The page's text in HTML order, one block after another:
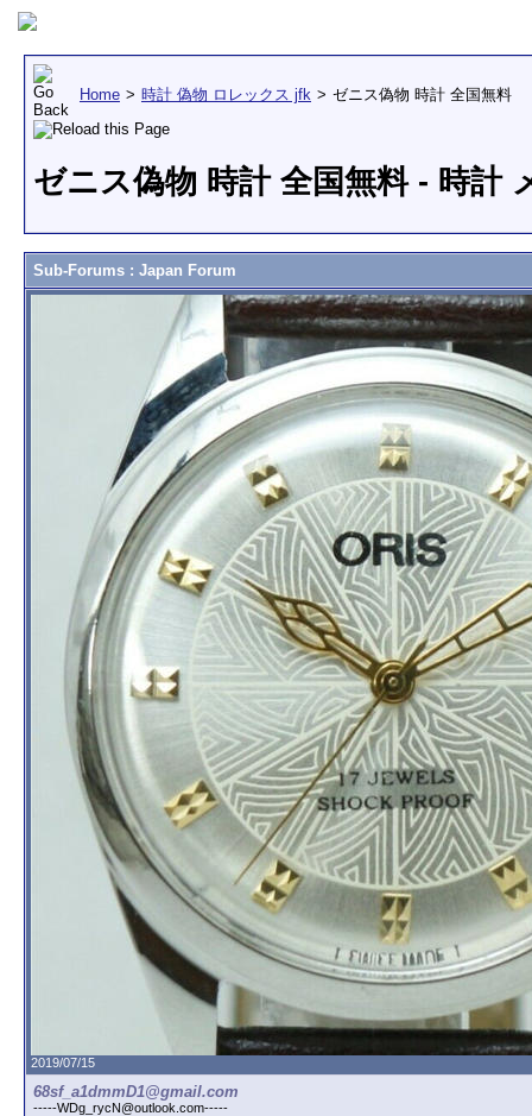
Home > 時計 偽物 ロレックス jfk > ゼニス偽物 時計 全国無料
ゼニス偽物 時計 全国無料 - 時計
Sub-Forums: Japan Forum
2019/07/15
68sf_a1dmmD1@gmail.com
-----WDg_rycN@outlook.com-----